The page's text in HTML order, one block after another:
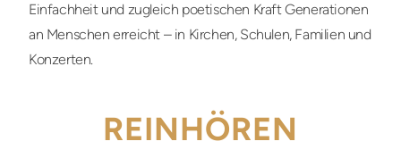
Einfachheit und zugleich poetischen Kraft Generationen
an Menschen erreicht – in Kirchen, Schulen, Familien und
Konzerten.
REINHÖREN